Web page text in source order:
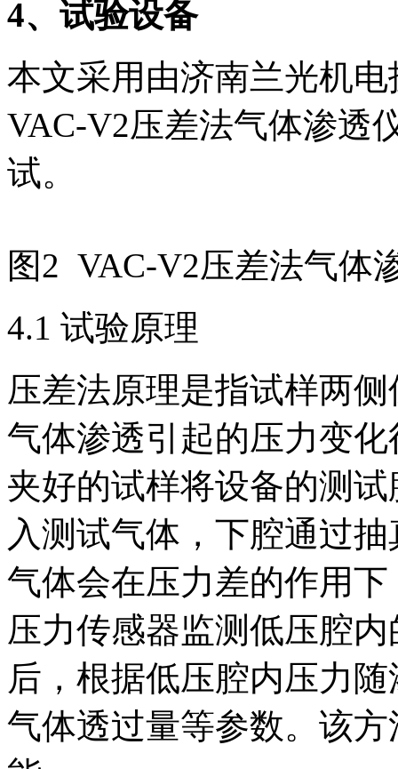
4、试验设备
本文采用由济南兰光机
VAC-V2压差法气体渗透
试。
图2 VAC-V2压差法气体
4.1 试验原理
压差法原理是指试样两
气体渗透引起的压力变
夹好的试样将设备的测
入测试气体，下腔通过
气体会在压力差的作用
压力传感器监测低压腔
后，根据低压腔内压力
气体透过量等参数。该